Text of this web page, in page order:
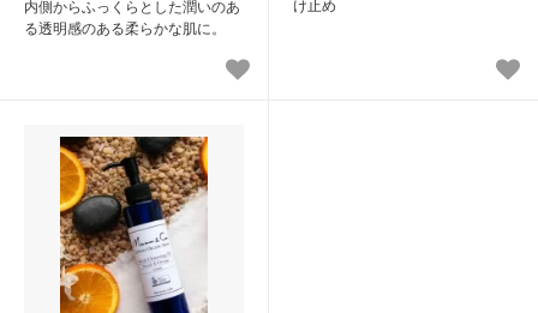
内側からふっくらとした潤いのあ
る透明感のある柔らかな肌に。
け止め